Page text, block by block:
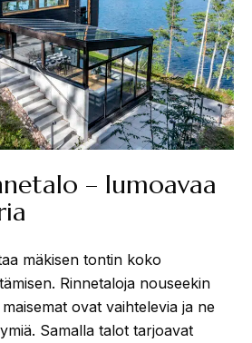
– lumoavaa
mäkisen tontin koko
Rinnetaloja nouseekin
ovat vaihtelevia ja ne
Samalla talot tarjoavat